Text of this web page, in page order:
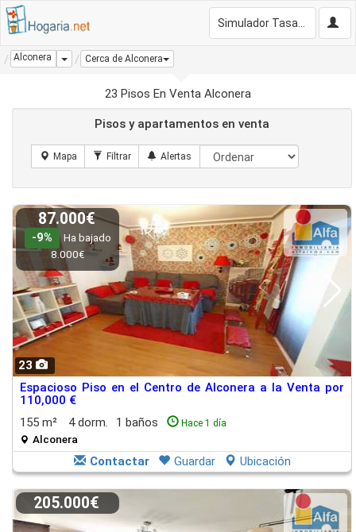
Alconera Dropdown
Cerca de Alconera
23 Pisos En Venta Alconera
Pisos y apartamentos en venta
23
87.000€
-9%
Ha bajado
8.000€
Espacioso Piso en el Centro de Alconera a la Venta por
110,000 €
155 m²
4 dorm. 1 baños Hace 1 día
Alconera
Contactar Guardar Ubicación
205.000€